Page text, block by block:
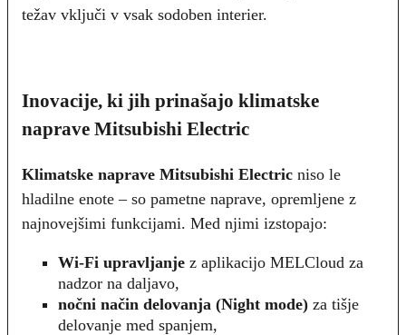
težav vključi v vsak sodoben interier.
Inovacije, ki jih prinašajo klimatske
naprave Mitsubishi Electric
Klimatske naprave Mitsubishi Electric niso le
hladilne enote – so pametne naprave, opremljene z
najnovejšimi funkcijami. Med njimi izstopajo:
Wi-Fi upravljanje z aplikacijo MELCloud za
nadzor na daljavo,
nočni način delovanja (Night mode) za tišje
delovanje med spanjem,